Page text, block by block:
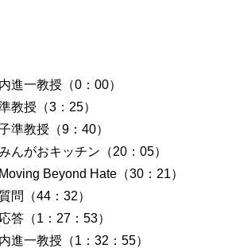
一教授（0：00）
授（3：25）
教授（9：40）
がおキッチン（20：05）
Beyond Hate（30：21）
問（44：32）
答（1：27：53）
一教授（1：32：55）